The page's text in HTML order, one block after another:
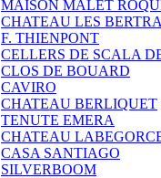
MAISON MALET
CHATEAU LES
F. THIENPONT
CELLERS DE SCALA
CLOS DE BOUARD
CAVIRO
CHATEAU BERLIQUET
TENUTE EMERA
CHATEAU
CASA SANTIAGO
SILVERBOOM